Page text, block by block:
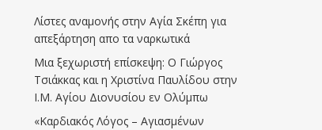
Λίστες αναμονής στην Αγία Σκέπη για
απεξάρτηση απο τα ναρκωτικά
Μια ξεχωριστή επίσκεψη: Ο Γιώργος
Τσιάκκας και η Χριστίνα Παυλίδου στην
Ι.Μ. Αγίου Διονυσίου εν Ολύμπω
«Καρδιακός Λόγος – Αγιασμένων